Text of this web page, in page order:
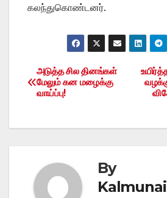
கலந்துகொண்டனர்.
Post
navigation
அடுத்த சில தினங்கள்
மேலும் கன மழைக்கு
வாய்ப்பு!
By